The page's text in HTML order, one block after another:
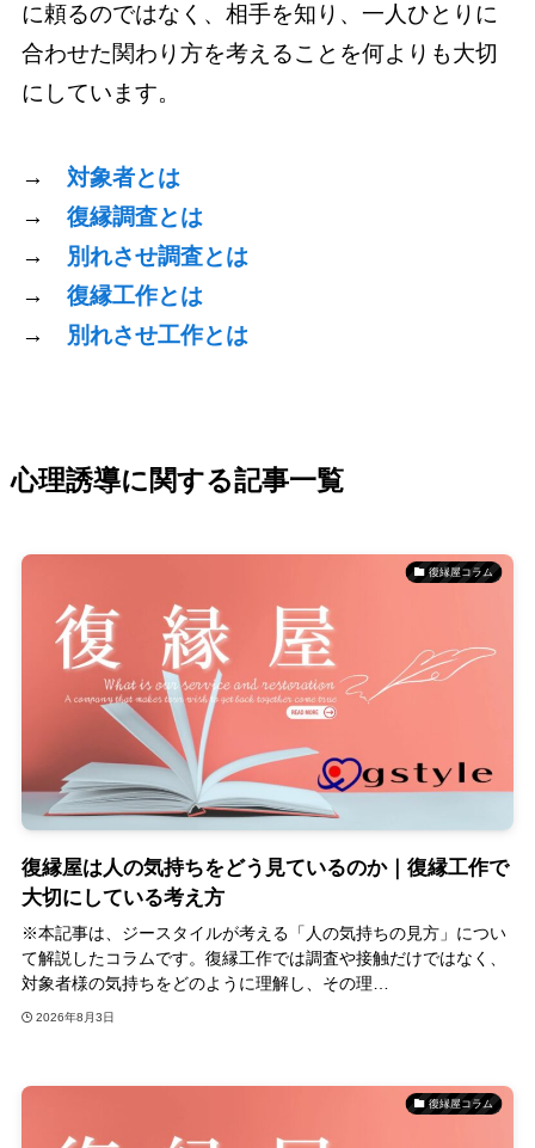
に頼るのではなく、相手を知り、一人ひとりに
合わせた関わり方を考えることを何よりも大切
にしています。
→ 対象者とは
→ 復縁調査とは
→ 別れさせ調査とは
→ 復縁工作とは
→ 別れさせ工作とは
心理誘導に関する記事一覧
復縁屋コラム
復縁屋は人の気持ちをどう見ているのか｜復縁工作で
大切にしている考え方
※本記事は、ジースタイルが考える「人の気持ちの見方」につい
て解説したコラムです。復縁工作では調査や接触だけではなく、
対象者様の気持ちをどのように理解し、その理…
2026年8月3日
復縁屋コラム